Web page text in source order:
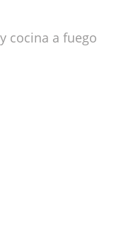
cocina a fuego